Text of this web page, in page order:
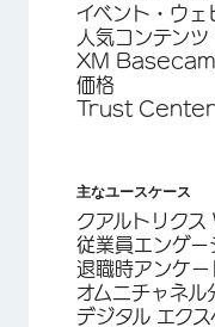
イベント・ウェ
人気コンテンツ
XM
価格
Trust Center
主なユースケース
クアルトリク
従業員エンゲー
退職時アンケー
オムニチャネル
デジタル エク